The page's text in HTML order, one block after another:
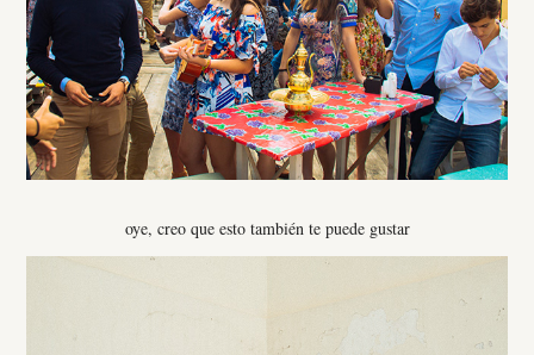
oye, creo que esto también te puede gustar